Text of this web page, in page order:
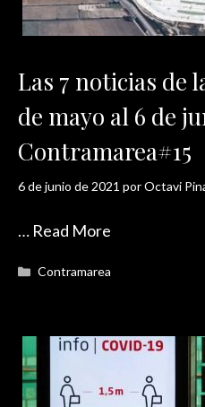
Las 7 noticias de
de mayo al 6 de
Contramarea#15
6 de junio de 2021 porOctavi
… Read More
Categorías
Contramarea